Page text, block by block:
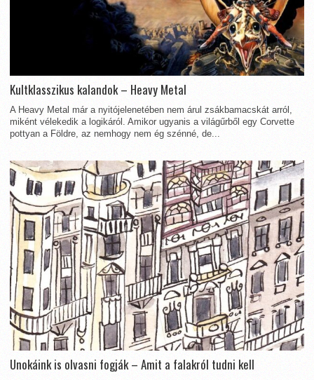
Kultklasszikus kalandok – Heavy Metal
A Heavy Metal már a nyitójelenetében nem árul zsákbamacskát arról,
miként vélekedik a logikáról. Amikor ugyanis a világűrből egy Corvette
pottyan a Földre, az nemhogy nem ég szénné, de...
Unokáink is olvasni fogják – Amit a falakról tudni kell